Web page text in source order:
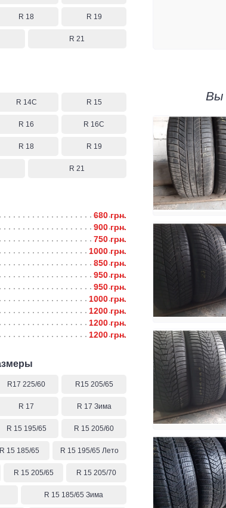
R 18 R 19
R 21
R 14C R 15
R 16 R 16C
R 18 R 19
R 21
680 грн.
900 грн.
750 грн.
1000 грн.
850 грн.
950 грн.
950 грн.
1000 грн.
1200 грн.
1200 грн.
1200 грн.
R17 225/60 R15 205/65
R 17 R 17 Зима
R 15 195/65 R 15 205/60
R 15 185/65 R 15 195/65 Лето
R 15 205/65 R 15 205/70
R 15 185/65 Зима
Вы